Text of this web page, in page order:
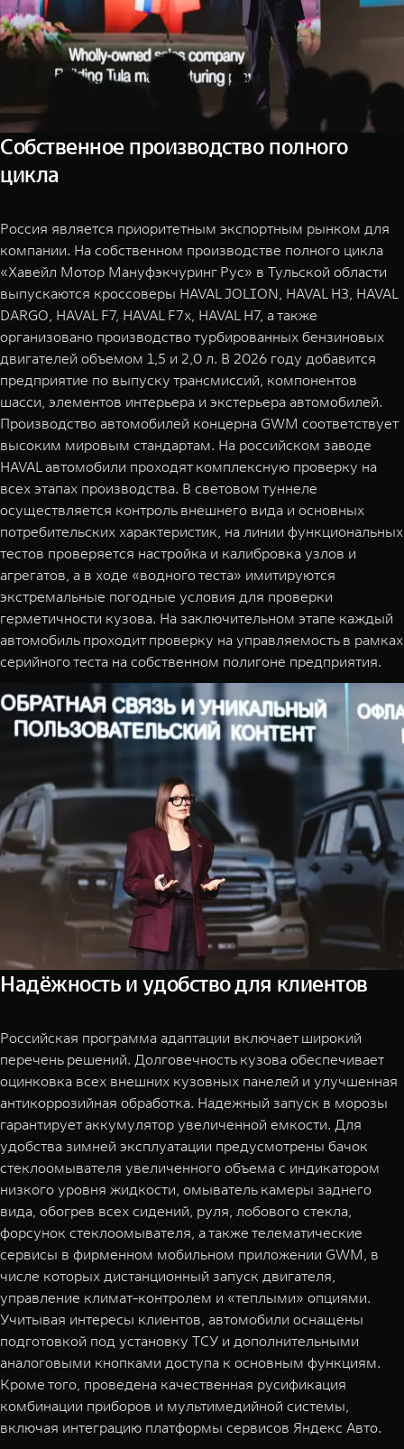
Собственное производство полного
цикла
Россия является приоритетным экспортным рынком для
компании. На собственном производстве полного цикла
«Хавейл Мотор Мануфэкчуринг Рус» в Тульской области
выпускаются кроссоверы HAVAL JOLION, HAVAL H3, HAVAL
DARGO, HAVAL F7, HAVAL F7x, HAVAL H7, а также
организовано производство турбированных бензиновых
двигателей объемом 1,5 и 2,0 л. В 2026 году добавится
предприятие по выпуску трансмиссий, компонентов
шасси, элементов интерьера и экстерьера автомобилей.
Производство автомобилей концерна GWM соответствует
высоким мировым стандартам. На российском заводе
HAVAL автомобили проходят комплексную проверку на
всех этапах производства. В световом туннеле
осуществляется контроль внешнего вида и основных
потребительских характеристик, на линии функциональных
тестов проверяется настройка и калибровка узлов и
агрегатов, а в ходе «водного теста» имитируются
экстремальные погодные условия для проверки
герметичности кузова. На заключительном этапе каждый
автомобиль проходит проверку на управляемость в рамках
серийного теста на собственном полигоне предприятия.
Надёжность и удобство для клиентов
Российская программа адаптации включает широкий
перечень решений. Долговечность кузова обеспечивает
оцинковка всех внешних кузовных панелей и улучшенная
антикоррозийная обработка. Надежный запуск в морозы
гарантирует аккумулятор увеличенной емкости. Для
удобства зимней эксплуатации предусмотрены бачок
стеклоомывателя увеличенного объема с индикатором
низкого уровня жидкости, омыватель камеры заднего
вида, обогрев всех сидений, руля, лобового стекла,
форсунок стеклоомывателя, а также телематические
сервисы в фирменном мобильном приложении GWM, в
числе которых дистанционный запуск двигателя,
управление климат-контролем и «теплыми» опциями.
Учитывая интересы клиентов, автомобили оснащены
подготовкой под установку ТСУ и дополнительными
аналоговыми кнопками доступа к основным функциям.
Кроме того, проведена качественная русификация
комбинации приборов и мультимедийной системы,
включая интеграцию платформы сервисов Яндекс Авто.